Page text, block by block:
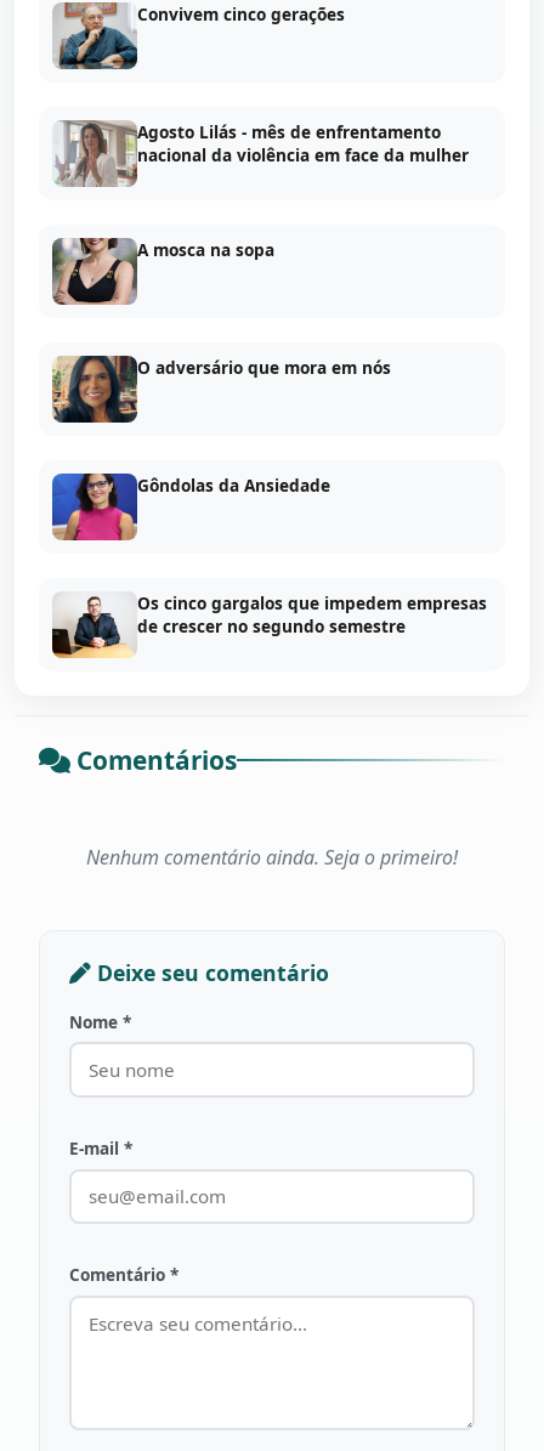
Convivem cinco gerações
Agosto Lilás - mês de enfrentamento
nacional da violência em face da mulher
A mosca na sopa
O adversário que mora em nós
Gôndolas da Ansiedade
Os cinco gargalos que impedem empresas
de crescer no segundo semestre
Comentários
Nenhum comentário ainda. Seja o primeiro!
Deixe seu comentário
Nome *
E-mail *
Comentário *